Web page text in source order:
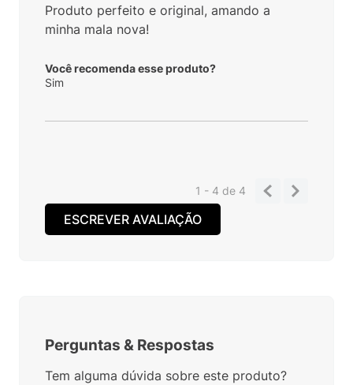
Produto perfeito e original, amando a
minha mala nova!
Você recomenda esse produto?
Sim
1 - 4de 4
ESCREVER AVALIAÇÃO
Perguntas & Respostas
Tem alguma dúvida sobre este produto?